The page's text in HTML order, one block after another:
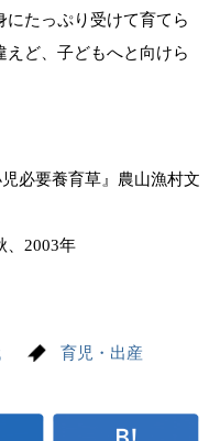
にたっぷり受けて育てら
ど、子どもへと向けら
必要養育草』農山漁村文
、2003年
育児・出産